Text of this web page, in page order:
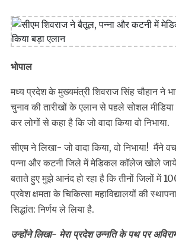
भोपाल
मध्य प्रदेश के मुख्यमंत्री शिवराज सिंह चौहान ने
चुनाव की तारीखों के एलान से पहले सोशल
कर लोगों से कहा है कि जो वादा किया वो निभाया.
सीएम ने लिखा- जो वादा किया, वो निभाया! मैंने
पन्ना और कटनी जिले में मेडिकल कॉलेज खोले
बताते हुए मुझे आनंद हो रहा है कि तीनों जिलों में
प्रवेश क्षमता के चिकित्सा महाविद्यालयों की
सिद्धांत: निर्णय ले लिया है.
उन्होंने लिखा- मेरा प्रदेश उन्नति के पथ पर